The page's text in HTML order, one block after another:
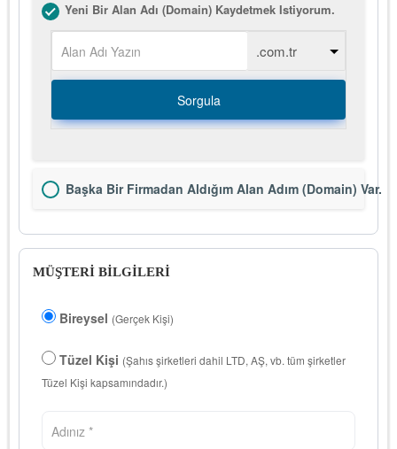
Yeni Bir Alan Adı (Domain) Kaydetmek Istiyorum.
Sorgula
Başka Bir Firmadan Aldığım Alan Adım (Domain) Var.
MÜŞTERİ BİLGİLERİ
Bireysel (Gerçek Kişi)
Tüzel Kişi (Şahıs şirketleri dahil LTD, AŞ, vb. tüm şirketler
Tüzel Kişi kapsamındadır.)